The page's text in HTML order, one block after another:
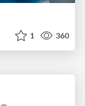
1 360